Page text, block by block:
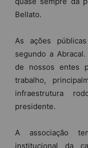
Bellato.
As ações
segundo a
de nossos entes
trabalho,
infraestrutura
presidente.
A associação
institucional da